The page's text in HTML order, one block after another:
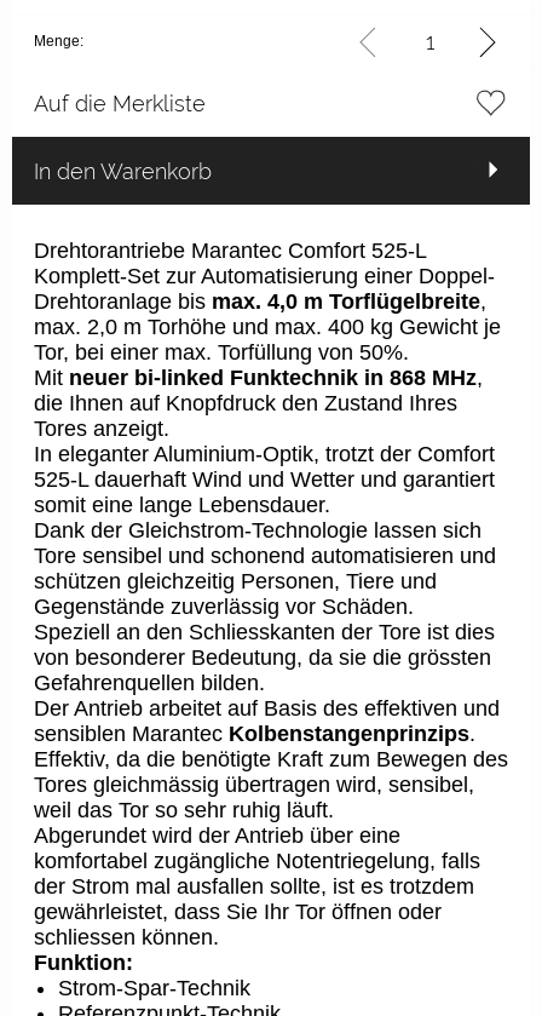
Menge:
Auf die Merkliste
In den Warenkorb
Drehtorantriebe Marantec Comfort 525-L
Komplett-Set zur Automatisierung einer Doppel-
Drehtoranlage bis max. 4,0 m Torflügelbreite,
max. 2,0 m Torhöhe und max. 400 kg Gewicht je
Tor, bei einer max. Torfüllung von 50%.
Mit neuer bi-linked Funktechnik in 868 MHz,
die Ihnen auf Knopfdruck den Zustand Ihres
Tores anzeigt.
In eleganter Aluminium-Optik, trotzt der Comfort
525-L dauerhaft Wind und Wetter und garantiert
somit eine lange Lebensdauer.
Dank der Gleichstrom-Technologie lassen sich
Tore sensibel und schonend automatisieren und
schützen gleichzeitig Personen, Tiere und
Gegenstände zuverlässig vor Schäden.
Speziell an den Schliesskanten der Tore ist dies
von besonderer Bedeutung, da sie die grössten
Gefahrenquellen bilden.
Der Antrieb arbeitet auf Basis des effektiven und
sensiblen Marantec Kolbenstangenprinzips.
Effektiv, da die benötigte Kraft zum Bewegen des
Tores gleichmässig übertragen wird, sensibel,
weil das Tor so sehr ruhig läuft.
Abgerundet wird der Antrieb über eine
komfortabel zugängliche Notentriegelung, falls
der Strom mal ausfallen sollte, ist es trotzdem
gewährleistet, dass Sie Ihr Tor öffnen oder
schliessen können.
Funktion:
Strom-Spar-Technik